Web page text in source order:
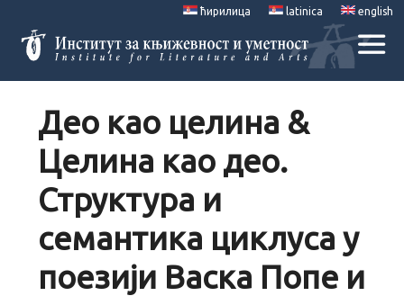
ћирилица latinica english
Део као целина &
Целина као део.
Структура и
семантика циклуса у
поезији Васка Попе и